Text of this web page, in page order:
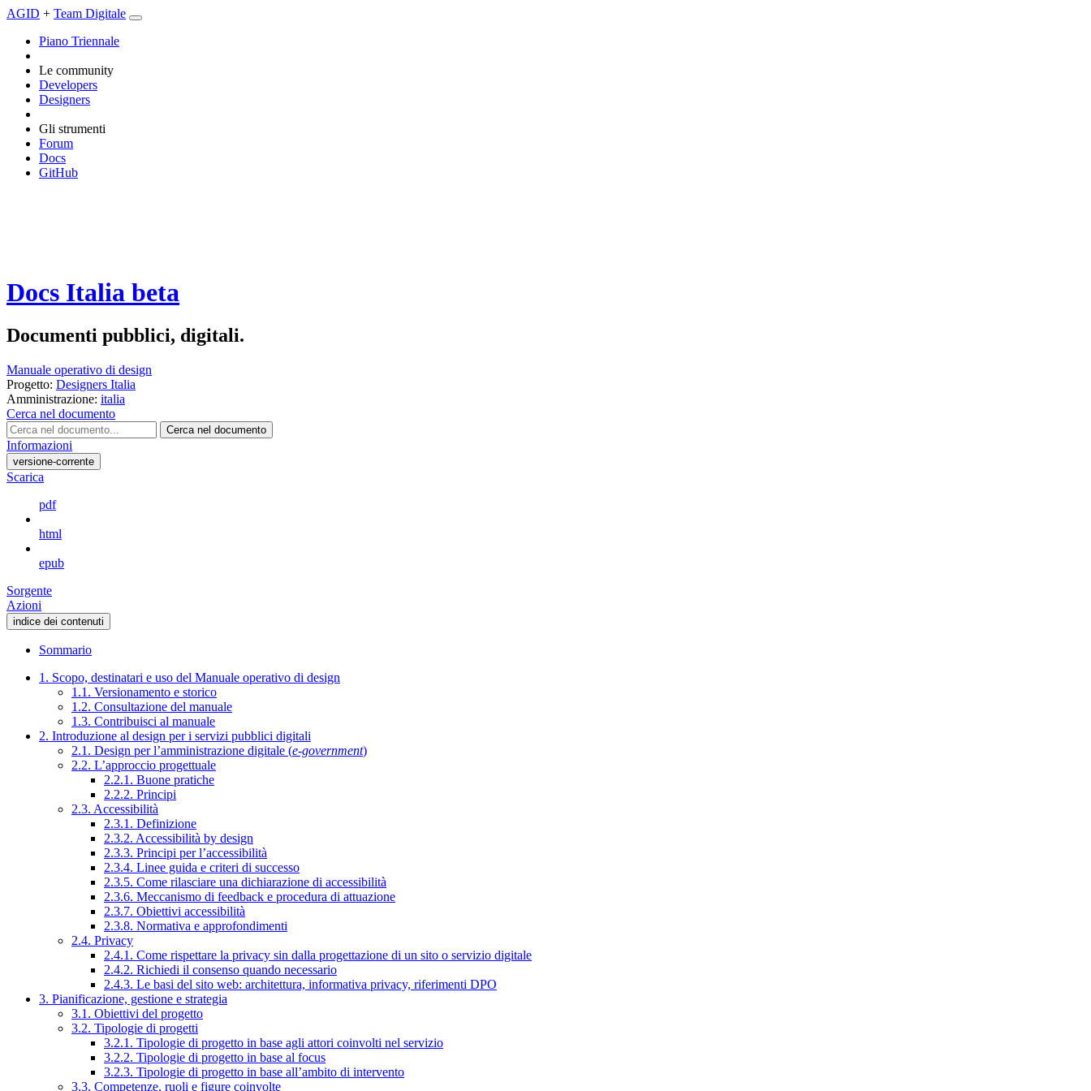
AGID + Team Digitale
Piano Triennale
Le community
Developers
Designers
Gli strumenti
Forum
Docs
GitHub
Docs Italia beta
Documenti pubblici, digitali.
Manuale operativo di design
Progetto: Designers Italia
Amministrazione: italia
Cerca nel documento
Cerca nel documento
Informazioni
versione-corrente
Scarica
pdf
html
epub
Sorgente
Azioni
indice dei contenuti
Sommario
1. Scopo, destinatari e uso del Manuale operativo di design
1.1. Versionamento e storico
1.2. Consultazione del manuale
1.3. Contribuisci al manuale
2. Introduzione al design per i servizi pubblici digitali
2.1. Design per l’amministrazione digitale (e-government)
2.2. L’approccio progettuale
2.2.1. Buone pratiche
2.2.2. Principi
2.3. Accessibilità
2.3.1. Definizione
2.3.2. Accessibilità by design
2.3.3. Principi per l’accessibilità
2.3.4. Linee guida e criteri di successo
2.3.5. Come rilasciare una dichiarazione di accessibilità
2.3.6. Meccanismo di feedback e procedura di attuazione
2.3.7. Obiettivi accessibilità
2.3.8. Normativa e approfondimenti
2.4. Privacy
2.4.1. Come rispettare la privacy sin dalla progettazione di un sito o servizio digitale
2.4.2. Richiedi il consenso quando necessario
2.4.3. Le basi del sito web: architettura, informativa privacy, riferimenti DPO
3. Pianificazione, gestione e strategia
3.1. Obiettivi del progetto
3.2. Tipologie di progetti
3.2.1. Tipologie di progetto in base agli attori coinvolti nel servizio
3.2.2. Tipologie di progetto in base al focus
3.2.3. Tipologie di progetto in base all’ambito di intervento
3.3. Competenze, ruoli e figure coinvolte